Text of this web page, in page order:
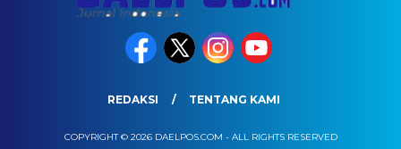
REDAKSI TENTANG KAMI
COPYRIGHT © 2026 DAELPOS.COM - ALL RIGHTS RESERVED